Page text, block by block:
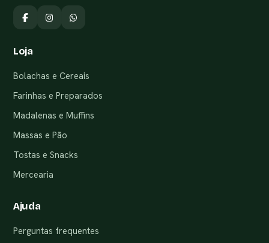
Loja
Bolachas e Cereais
Farinhas e Preparados
Madalenas e Muffins
Massas e Pão
Tostas e Snacks
Mercearia
Ajuda
Perguntas frequentes